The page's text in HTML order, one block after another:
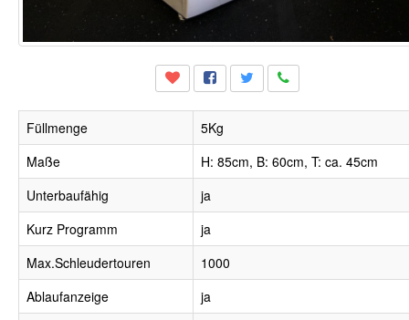
Füllmenge
5Kg
Maße
H: 85cm, B: 60cm, T: ca. 45cm
Unterbaufähig
ja
Kurz Programm
ja
Max.Schleudertouren
1000
Ablaufanzeige
ja